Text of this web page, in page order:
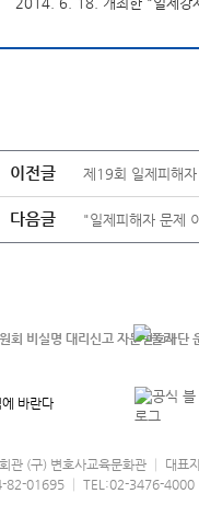
이전글 제19회 일제피해
다음글 "일제피해자 문제
에 바란다
관 (구) 변호사교육문화관 │ 대표
82-01695 │ TEL:02-3476-